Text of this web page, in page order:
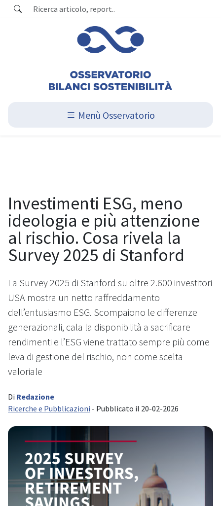
Menù Osservatorio
Investimenti ESG, meno
ideologia e più attenzione
al rischio. Cosa rivela la
Survey 2025 di Stanford
La Survey 2025 di Stanford su oltre 2.600 investitori
USA mostra un netto raffreddamento
dell’entusiasmo ESG. Scompaiono le differenze
generazionali, cala la disponibilità a sacrificare
rendimenti e l’ESG viene trattato sempre più come
leva di gestione del rischio, non come scelta
valoriale
Di Redazione
Ricerche e Pubblicazioni - Pubblicato il 20-02-2026